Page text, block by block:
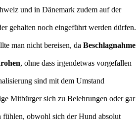
und in Dänemark zudem auf der
gehalten noch eingeführt werden dürfen.
man nicht bereisen, da Beschlagnahme
, ohne dass irgendetwas vorgefallen
sind mit dem Umstand
Mitbürger sich zu Belehrungen oder gar
fühlen, obwohl sich der Hund absolut